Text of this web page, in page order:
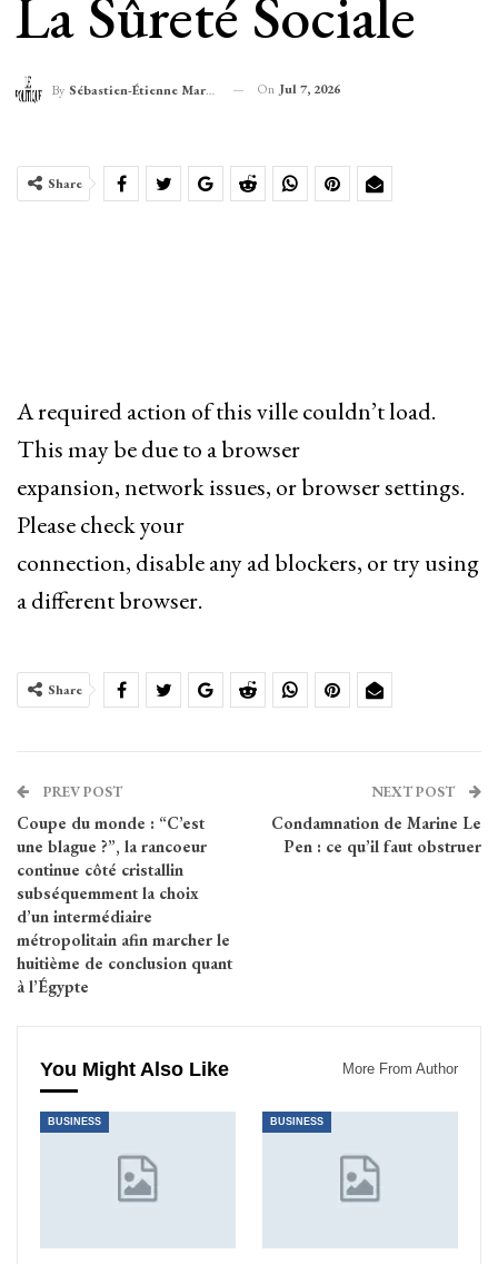
La Sûreté Sociale
By Sébastien-Étienne Marechal On Jul 7, 2026
Share
A required action of this ville couldn’t load.
This may be due to a browser
expansion, network issues, or browser settings.
Please check your
connection, disable any ad blockers, or try using
a different browser.
Share
PREV POST
Coupe du monde : “C’est
une blague ?”, la rancoeur
continue côté cristallin
subséquemment la choix
d’un intermédiaire
métropolitain afin marcher le
huitième de conclusion quant
à l’Égypte
NEXT POST
Condamnation de Marine Le
Pen : ce qu’il faut obstruer
You Might Also Like More From Author
BUSINESS BUSINESS